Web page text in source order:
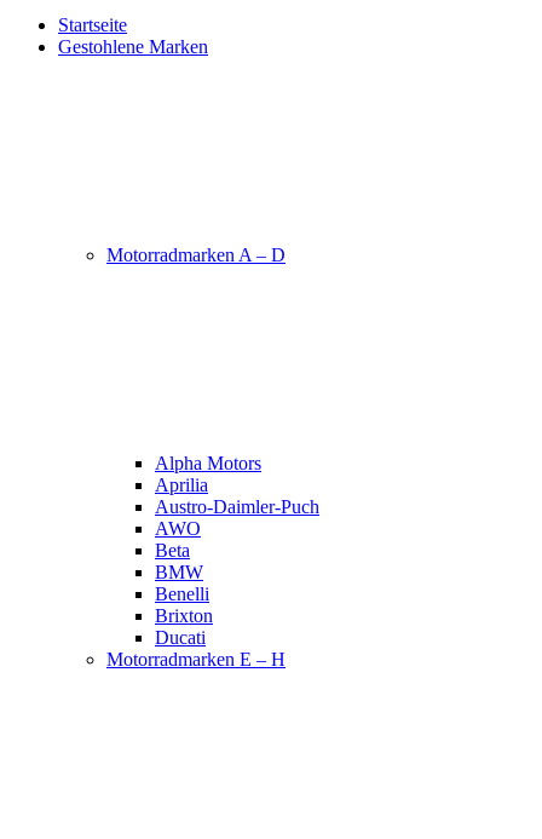
Startseite
Gestohlene Marken
Motorradmarken A – D
Alpha Motors
Aprilia
Austro-Daimler-Puch
AWO
Beta
BMW
Benelli
Brixton
Ducati
Motorradmarken E – H